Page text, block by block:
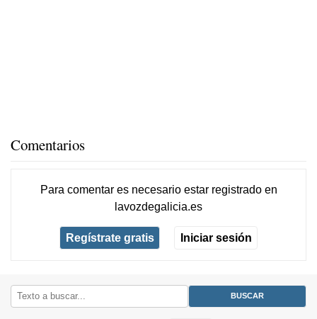
Comentarios
Para comentar es necesario estar registradoen
lavozdegalicia.es
Regístrate gratis Iniciar sesión